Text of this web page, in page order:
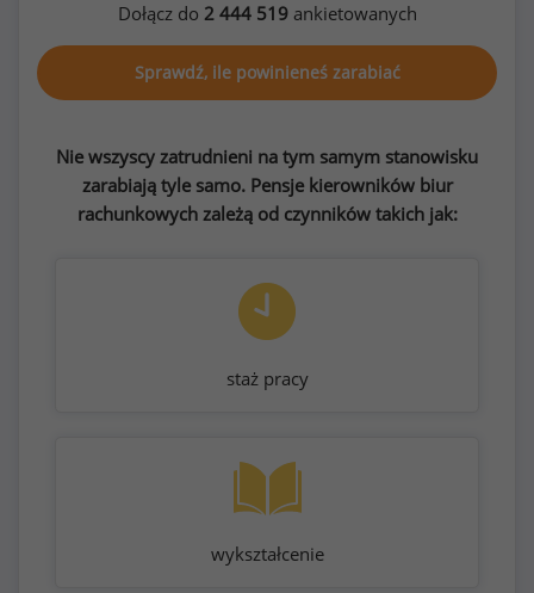
Dołącz do 2 444 519ankietowanych
Sprawdź, ile powinieneś zarabiać
Nie wszyscy zatrudnieni na tym samym stanowisku
zarabiają tyle samo. Pensje kierowników biur
rachunkowych zależą od czynników takich jak:
staż pracy
wykształcenie